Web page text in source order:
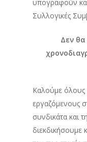
υπογραφούν
Συλλογικές
Δεν
Καλούμε όλους
εργαζόμενους
συνδικάτα και
διεκδικήσουμε